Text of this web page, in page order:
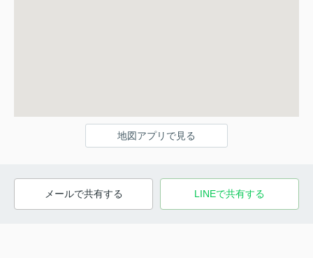
地図アプリで見る
メールで共有する LINEで共有する